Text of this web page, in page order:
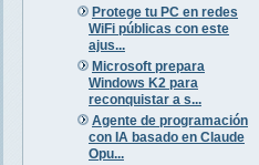
Protege tu PC en redes
WiFi públicas con este
ajus...
Microsoft prepara
Windows K2 para
reconquistar a s...
Agente de programación
con IA basado en Claude
Opu...